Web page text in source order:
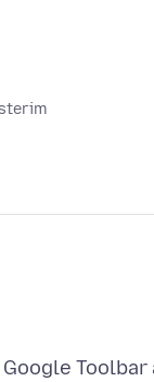
Toolbar